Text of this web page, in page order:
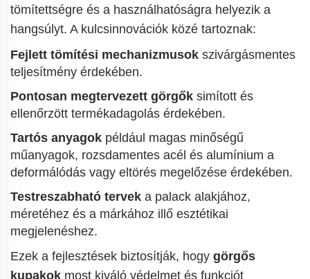
tömítettségre és a használhatóságra helyezik a
hangsúlyt. A kulcsinnovációk közé tartoznak:
Fejlett tömítési mechanizmusok szivárgásmentes
teljesítmény érdekében.
Pontosan megtervezett görgők simított és
ellenőrzött termékadagolás érdekében.
Tartós anyagok például magas minőségű
műanyagok, rozsdamentes acél és alumínium a
deformálódás vagy eltörés megelőzése érdekében.
Testreszabható tervek a palack alakjához,
méretéhez és a márkához illő esztétikai
megjelenéshez.
Ezek a fejlesztések biztosítják, hogy görgős
kupakok most kiváló védelmet és funkciót